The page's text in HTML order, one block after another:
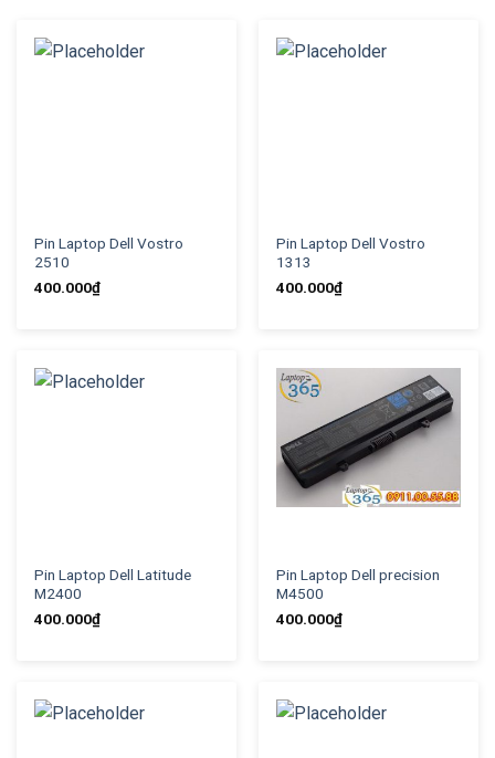
Pin Laptop Dell Vostro
2510
400.000₫
Pin Laptop Dell Vostro
1313
400.000₫
Pin Laptop Dell Latitude
M2400
400.000₫
Pin Laptop Dell precision
M4500
400.000₫